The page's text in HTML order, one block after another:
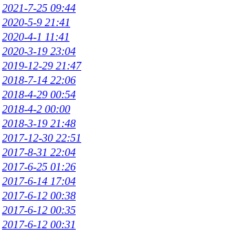
2021-7-25 09:44
2020-5-9 21:41
2020-4-1 11:41
2020-3-19 23:04
2019-12-29 21:47
2018-7-14 22:06
2018-4-29 00:54
2018-4-2 00:00
2018-3-19 21:48
2017-12-30 22:51
2017-8-31 22:04
2017-6-25 01:26
2017-6-14 17:04
2017-6-12 00:38
2017-6-12 00:35
2017-6-12 00:31